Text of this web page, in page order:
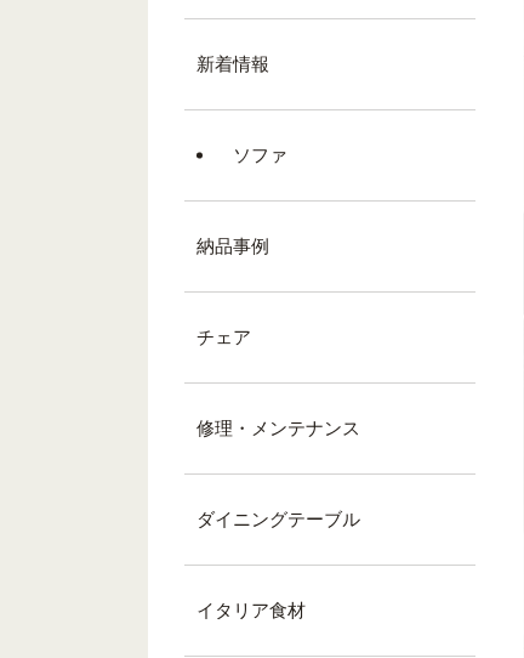
新着情報
ソファ
納品事例
チェア
修理・メンテナンス
ダイニングテーブル
イタリア食材